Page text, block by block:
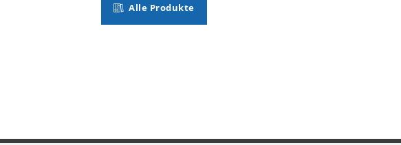
Alle Produkte